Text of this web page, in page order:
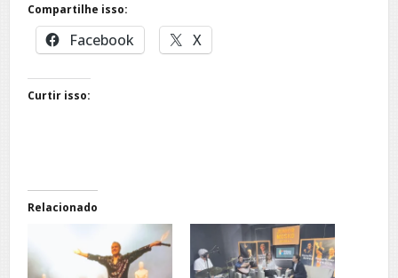
Compartilhe isso:
Facebook X
Curtir isso:
Relacionado